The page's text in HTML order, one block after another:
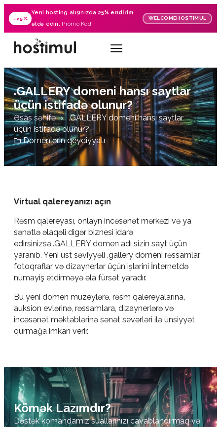
–25%
Yeni hosting alışınızda25% endirim
əldə edin. Promo Kod:
WELCOMEHOSTIMUL
.GALLERY domeni hansı saytlar
üçün istifadə olunur?
Əsas səhifə
.GALLERY domeni hansı saytlar
üçün istifadə olunur?
Domenlərin qeydiyyatı
Virtual qalereyanızı açın
Rəsm qalereyası, onlayn incəsənət mərkəzi və ya
sənətlə əlaqəli digər biznesi idarə
edirsinizsə,.GALLERY domen adı sizin sayt üçün
yaranıb. Yeni üst səviyyəli .gallery domeni rəssamlar,
fotoqraflar və dizaynerlər üçün işlərini İnternetdə
nümayiş etdirməyə əla fürsət yaradır.
Bu yeni domen muzeylərə, rəsm qalereyalarına,
auksion evlərinə, rəssamlara, dizaynerlərə və
incəsənət məktəblərinə sənət sevərləri ilə ünsiyyət
qurmağa imkan verir.
Kömək Lazımdır?
Dəstək komandamız suallarınızı cavablandırmaq və